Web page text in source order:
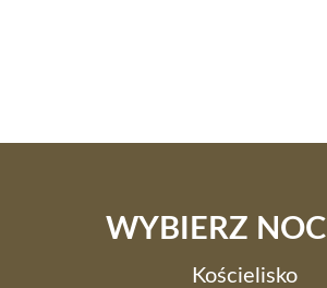
WYBIERZ
Kościelisko